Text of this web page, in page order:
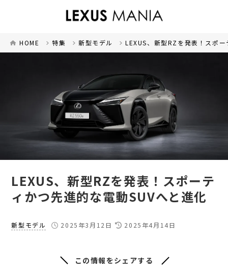
HOME 特集 新型モデル LEXUS、新型RZを発表！スポ
LEXUS、新型RZを発表！スポーテ
ィかつ先進的な電動SUVへと進化
新型モデル 2025年3月12日 2025年4月14日
この情報をシェアする